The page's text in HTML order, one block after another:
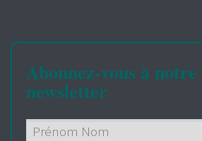
Abonnez-vous à notre
newsletter